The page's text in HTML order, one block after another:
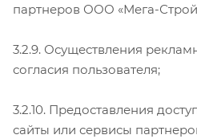
партнеров ООО «Мега-
3.2.9. Осуществления
согласия пользователя;
3.2.10. Предоставления
сайты или сервисы